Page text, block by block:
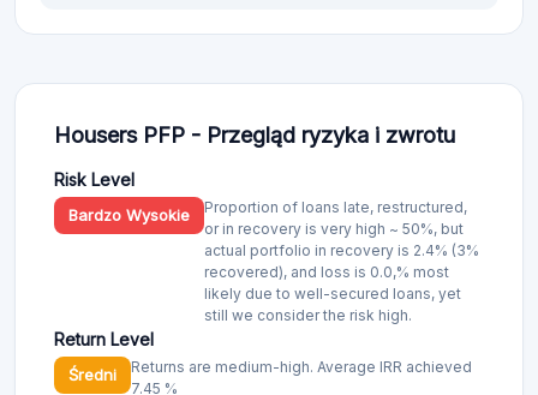
Housers PFP - Przegląd ryzyka i zwrotu
Risk Level
Bardzo Wysokie
Proportion of loans late, restructured,
or in recovery is very high ~ 50%, but
actual portfolio in recovery is 2.4% (3%
recovered), and loss is 0.0,% most
likely due to well-secured loans, yet
still we consider the risk high.
Return Level
Średni
Returns are medium-high. Average IRR achieved
7.45 %